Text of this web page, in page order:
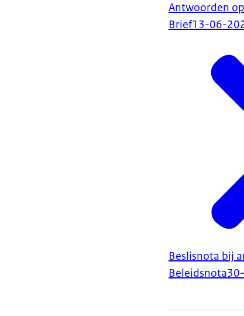
Antwoorden
Brief13-06-
Beslisnota bij
Beleidsnota